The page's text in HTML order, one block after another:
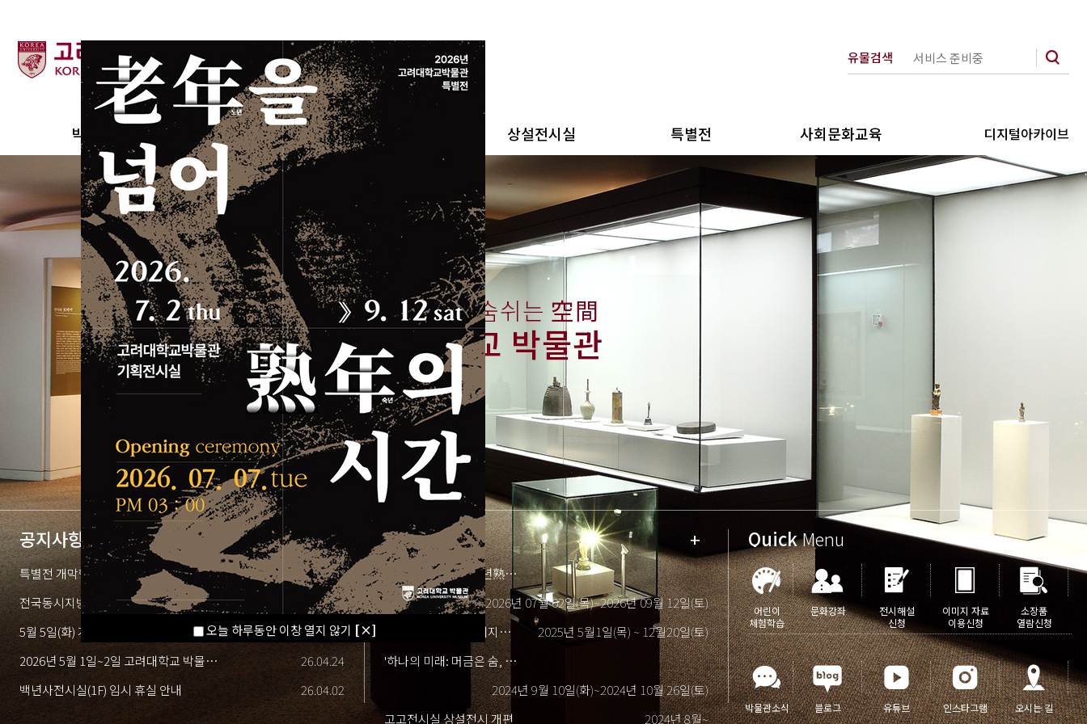
유물검색
검색
박물관 이용·관람안내 새소식 상설전시실 특별전 사회문화교육 디지털아카이브
오늘 하루동안 이창 열지 않기 [×]
傳統
文化가 살아 숨쉬는 空間
고려대학교 박물관
高麗大學校博物館
공지사항 +
특별전 개막행사 7월 7일(화) 진행 관련 전�...
26.07.06
전국동시지방선거(6월 3일) 휴관 안내
26.05.27
5월 5일(화) 개교 121주년 고대인의 날 행사 �...
26.04.27
2026년 5월 1일~2일 고려대학교 박물관 운영 �...
26.04.24
백년사전시실(1F) 임시 휴실 안내
26.04.02
전시안내 +
노년老年을 넘어 숙년熟年의 시간
2026년 07월 02일(목)~2026년 09월 12일(토)
120년의 高·動, 미래지성을 매혹하...
2025년 5월1일(목) ~ 12월20일(토)
'하나의 미래: 머금은 숨, 펼쳐진 �...
2024년 9월 10일(화)~2024년 10월 26일(토)
고고전시실 상설전시 개편
2024년 8월~
QuickMenu
어린이
체험학습
문화강좌
전시해설
신청
이미지 자료
이용신청
소장품
열람신청
박물관소식 블로그 유튜브 인스타그램 오시는 길